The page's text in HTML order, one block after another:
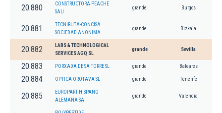
20.880
CONSTRUCTORA PEACHE
SAU
grande Burgos
20.881
TECNIRUTA-CONCISA
SOCIEDAD ANONIMA.
grande Bizkaia
20.882
LABS & TECHNOLOGICAL
SERVICES AGQ SL
grande Sevilla
20.883 PORXADA DE SA TORRE SL grande Baleares
20.884 OPTICA OROTAVA SL grande Tenerife
20.885
EUROPART HISPANO
ALEMANA SA
grande Valencia